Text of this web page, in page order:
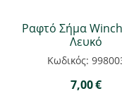
Ραφτό Σήμα
Λευκό
Κωδικός:
7,00€